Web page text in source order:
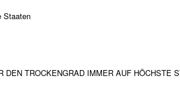
Staaten
DEN TROCKENGRAD IMMER AUF